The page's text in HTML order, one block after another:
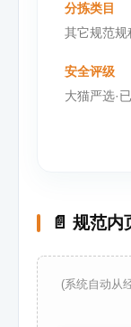
分拣类目
其它规范规
安全评级
大猫严选·
📄 规范内
(系统自动从